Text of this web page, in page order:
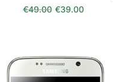
€49.00 O preço
€39.00O